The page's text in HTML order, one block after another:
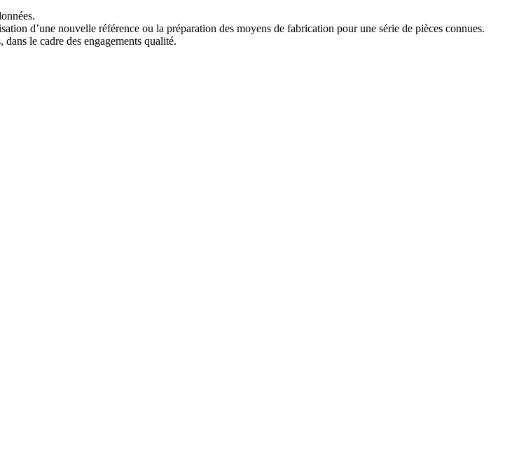
Presse et médias
d’une nouvelle référence ou la préparation des moyens de fabrication pour une série de pièces connues.
le cadre des engagements qualité.